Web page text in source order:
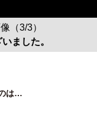
（3/3）
ました。
は…